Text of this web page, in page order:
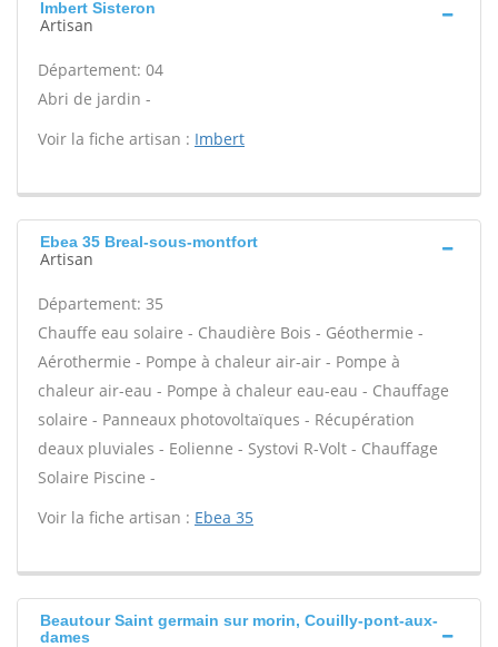
Imbert Sisteron
Artisan
Département: 04
Abri de jardin -
Voir la fiche artisan : Imbert
Ebea 35 Breal-sous-montfort
Artisan
Département: 35
Chauffe eau solaire - Chaudière Bois - Géothermie -
Aérothermie - Pompe à chaleur air-air - Pompe à
chaleur air-eau - Pompe à chaleur eau-eau - Chauffage
solaire - Panneaux photovoltaïques - Récupération
deaux pluviales - Eolienne - Systovi R-Volt - Chauffage
Solaire Piscine -
Voir la fiche artisan : Ebea 35
Beautour Saint germain sur morin, Couilly-pont-aux-
dames